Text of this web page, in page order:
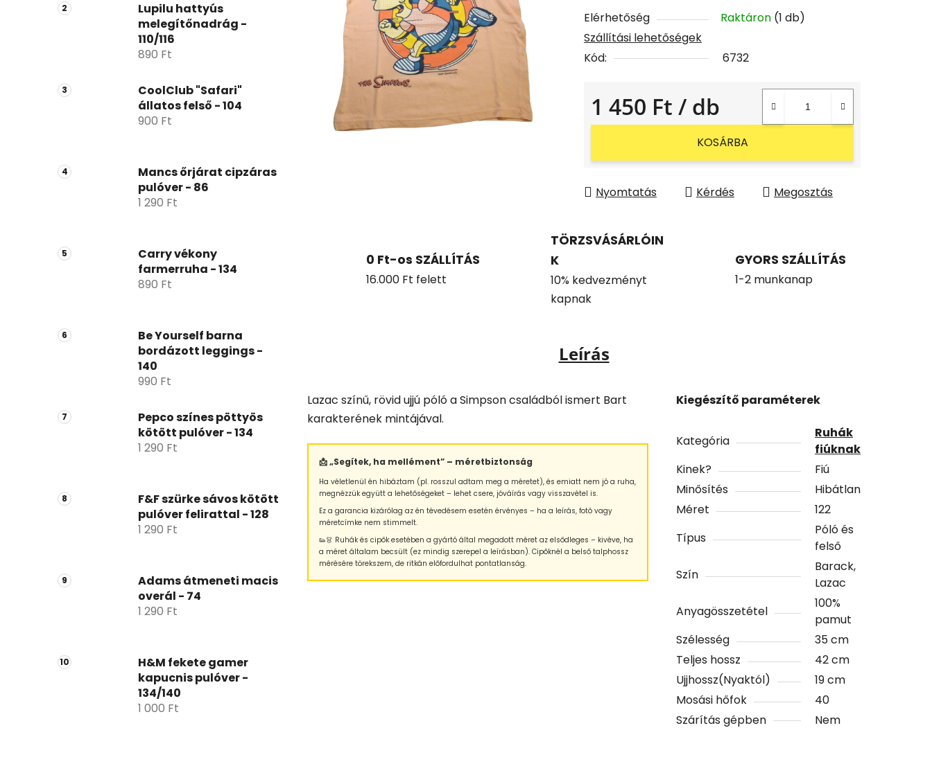
p
l
Lupilu hattyús
melegítőnadrág -
110/116
890 Ft
CoolClub "Safari"
állatos felső - 104
900 Ft
Mancs őrjárat cipzáras
pulóver - 86
1 290 Ft
Carry vékony
farmerruha - 134
890 Ft
Be Yourself barna
bordázott leggings -
140
990 Ft
Pepco színes pöttyös
kötött pulóver - 134
1 290 Ft
F&F szürke sávos kötött
pulóver felirattal - 128
1 290 Ft
Adams átmeneti macis
overál - 74
1 290 Ft
H&M fekete gamer
kapucnis pulóver -
134/140
1 000 Ft
Elérhetőség Raktáron (1 db)
Szállítási lehetőségek
Kód:
6732
1 450 Ft / db
Egységár:
KOSÁRBA
Nyomtatás Kérdés Megosztás
0 Ft-os SZÁLLÍTÁS
16.000 Ft felett
TÖRZSVÁSÁRLÓIN
K
10% kedvezményt
kapnak
GYORS SZÁLLÍTÁS
1-2 munkanap
Leírás
Lazac színű, rövid ujjú póló a Simpson családból ismert Bart
karakterének mintájával.
📩 „Segítek, ha mellément” – méretbiztonság
Ha véletlenül én hibáztam (pl. rosszul adtam meg a méretet), és emiatt nem jó a ruha,
megnézzük együtt a lehetőségeket – lehet csere, jóváírás vagy visszavétel is.
Ez a garancia kizárólag az én tévedésem esetén érvényes – ha a leírás, fotó vagy
méretcímke nem stimmelt.
👟👗 Ruhák és cipők esetében a gyártó által megadott méret az elsődleges – kivéve, ha
a méret általam becsült (ez mindig szerepel a leírásban). Cipőknél a belső talphossz
mérésére törekszem, de ritkán előfordulhat pontatlanság.
Kiegészítő paraméterek
Kategória
Ruhák
fiúknak
Kinek?
Fiú
Minősítés
Hibátlan
Méret
122
Típus
Póló és
felső
Szín
Barack,
Lazac
Anyagösszetétel
100%
pamut
Szélesség
35 cm
Teljes hossz
42 cm
Ujjhossz(Nyaktól)
19 cm
Mosási hőfok
40
Szárítás gépben
Nem